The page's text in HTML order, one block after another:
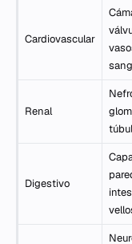
Cardiovascular
Renal
Digestivo